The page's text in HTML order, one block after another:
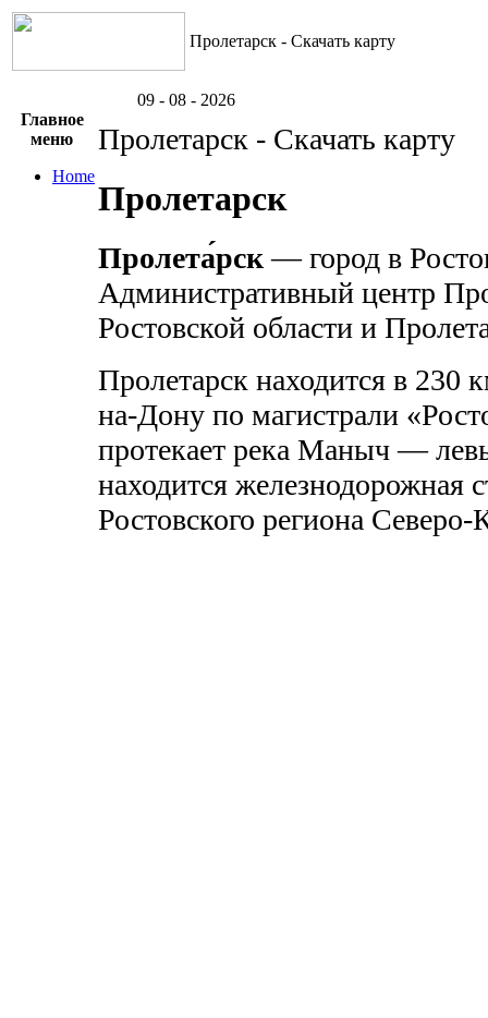
Пролетарск - Скачать карту
09 - 08 - 2026
Главное
меню
Home
Пролетарск - Скачать карту
Пролетарск
Пролета́рск — город в
Административный центр
Ростовской области и
Пролетарск находится в 230
на-Дону по магистрали
протекает река Маныч —
находится железнодорожная
Ростовского региона